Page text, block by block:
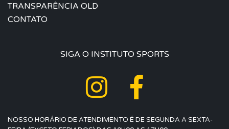
TRANSPARÊNCIA OLD
CONTATO
SIGA O INSTITUTO SPORTS
NOSSO HORÁRIO DE ATENDIMENTO É DE SEGUNDA A SEXTA-